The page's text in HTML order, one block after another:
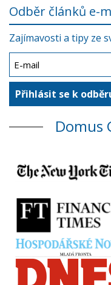
Odběr článků e-
Zajímavosti a tipy ze
Domus